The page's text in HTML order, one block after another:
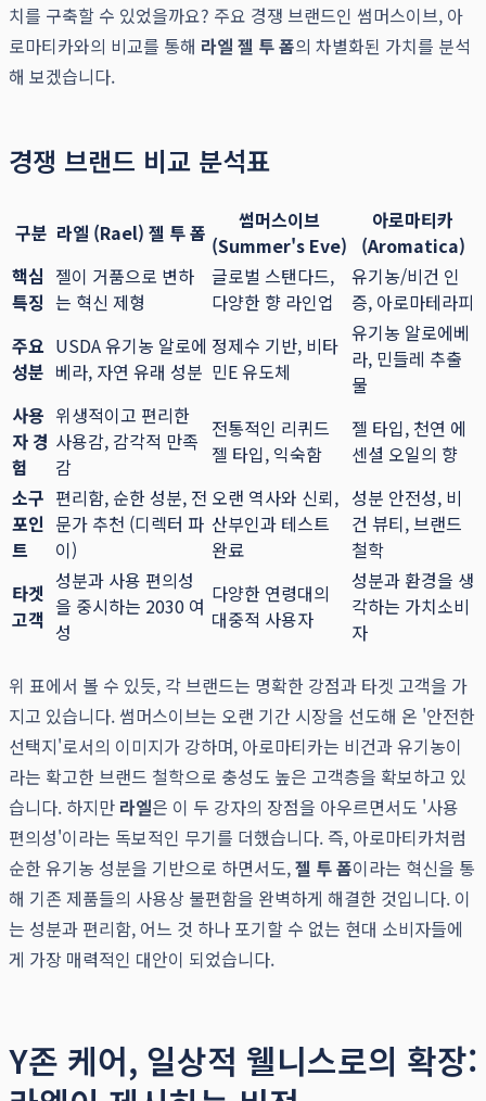
치를 구축할 수 있었을까요? 주요 경쟁 브랜드인 썸머스이브, 아
로마티카와의 비교를 통해 라엘 젤 투 폼의 차별화된 가치를 분석
해 보겠습니다.
경쟁 브랜드 비교 분석표
구분 라엘 (Rael) 젤 투 폼
썸머스이브
(Summer's Eve)
아로마티카
(Aromatica)
핵심
특징
젤이 거품으로 변하
는 혁신 제형
글로벌 스탠다드,
다양한 향 라인업
유기농/비건 인
증, 아로마테라피
주요
성분
USDA 유기농 알로에
베라, 자연 유래 성분
정제수 기반, 비타
민E 유도체
유기농 알로에베
라, 민들레 추출
물
사용
자 경
험
위생적이고 편리한
사용감, 감각적 만족
감
전통적인 리퀴드
젤 타입, 익숙함
젤 타입, 천연 에
센셜 오일의 향
소구
포인
트
편리함, 순한 성분, 전
문가 추천 (디렉터 파
이)
오랜 역사와 신뢰,
산부인과 테스트
완료
성분 안전성, 비
건 뷰티, 브랜드
철학
타겟
고객
성분과 사용 편의성
을 중시하는 2030 여
성
다양한 연령대의
대중적 사용자
성분과 환경을 생
각하는 가치소비
자
위 표에서 볼 수 있듯, 각 브랜드는 명확한 강점과 타겟 고객을 가
지고 있습니다. 썸머스이브는 오랜 기간 시장을 선도해 온 '안전한
선택지'로서의 이미지가 강하며, 아로마티카는 비건과 유기농이
라는 확고한 브랜드 철학으로 충성도 높은 고객층을 확보하고 있
습니다. 하지만 라엘은 이 두 강자의 장점을 아우르면서도 '사용
편의성'이라는 독보적인 무기를 더했습니다. 즉, 아로마티카처럼
순한 유기농 성분을 기반으로 하면서도,젤 투 폼이라는 혁신을 통
해 기존 제품들의 사용상 불편함을 완벽하게 해결한 것입니다. 이
는 성분과 편리함, 어느 것 하나 포기할 수 없는 현대 소비자들에
게 가장 매력적인 대안이 되었습니다.
Y존 케어, 일상적 웰니스로의 확장: